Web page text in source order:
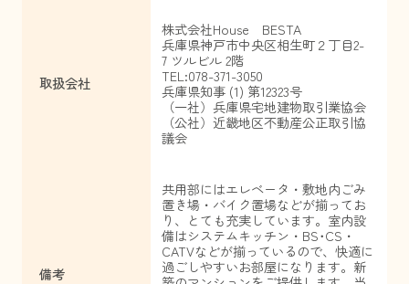
取扱会社
株式会社House BESTA
兵庫県神戸市中央区相生町２丁目2-
7 ツルビル 2階
TEL:078-371-3050
兵庫県知事 (1) 第12323号
（一社）兵庫県宅地建物取引業協会
（公社）近畿地区不動産公正取引協
議会
備考
共用部にはエレベータ・敷地内ごみ
置き場・バイク置場などが揃ってお
り、とても充実しています。室内設
備はシステムキッチン・BS･CS・
CATVなどが揃っているので、快適に
過ごしやすいお部屋になります。新